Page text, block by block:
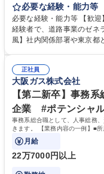
等のフロント部門の部署等
制度やキャリア支援が充実して
管理部門：広報、人事、経
門：駐車場の新規開拓、管
道路施設や道路工事現場の
へ配属。※業務内容変更の範囲：会社
ープ】総合職（事務）◇残
必要な経験・能力等
必要な経験・能力等 【歓
経験者で、道路事業のゼネ
風】社内関係部署や東京都
部門など多岐に渡る業務を
事業の他、新宿駅西口広場
イン」の管理運営を行う
います。 学歴・資格 学歴：大学院 大学 高専 短大 専修学校 高校 語学力：
資格：
正社員
大阪ガス株式会社
【第二新卒】事務
企業 #ポテンシャ
事務系総合職として、人事総務
きます。 【業務内容の一例】■
門の企画スタッフ、ルート営業
月給
22万7000円以上